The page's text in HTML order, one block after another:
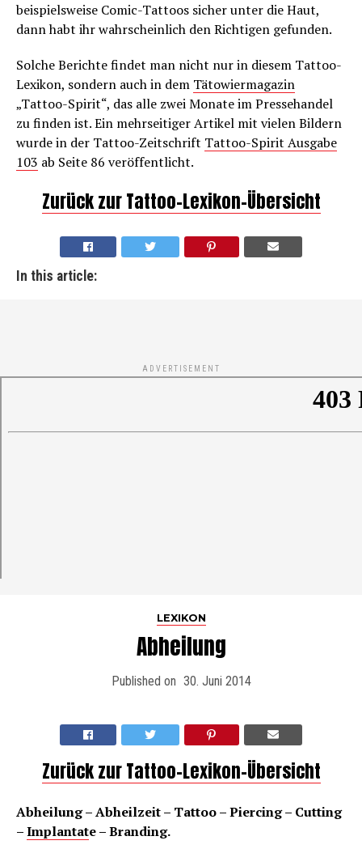
beispielsweise Comic-Tattoos sicher unter die Haut,
dann habt ihr wahrscheinlich den Richtigen gefunden.
Solche Berichte findet man nicht nur in diesem Tattoo-
Lexikon, sondern auch in dem Tätowiermagazin
„Tattoo-Spirit“, das alle zwei Monate im Pressehandel
zu finden ist. Ein mehrseitiger Artikel mit vielen Bildern
wurde in der Tattoo-Zeitschrift Tattoo-Spirit Ausgabe
103 ab Seite 86 veröffentlicht.
Zurück zur Tattoo-Lexikon-Übersicht
In this article:
ADVERTISEMENT
LEXIKON
Abheilung
Published on 30. Juni 2014
Zurück zur Tattoo-Lexikon-Übersicht
Abheilung – Abheilzeit – Tattoo – Piercing – Cutting
–Implantate – Branding.